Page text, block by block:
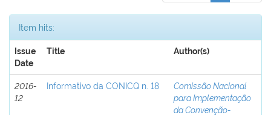
Item hits:
Issue
Date
Title Author(s)
2016-
12
Informativo da CONICQ n. 18
Comissão Nacional
para Implementação
da Convenção-